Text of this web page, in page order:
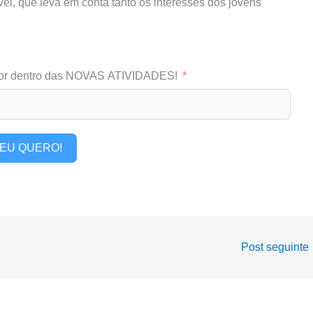
dentro das NOVAS ATIVIDADES!
EU QUERO!
Post seguinte